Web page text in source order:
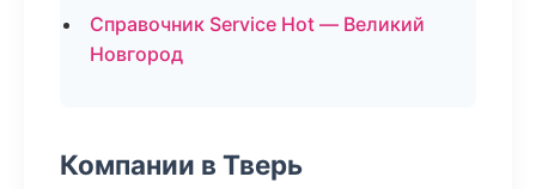
Справочник Service Hot — Великий
Новгород
Компании в Тверь